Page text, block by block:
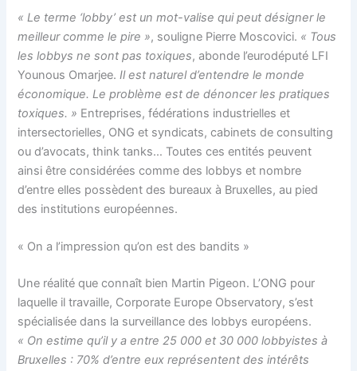
« Le terme ‘lobby’ est un mot-valise qui peut désigner le
meilleur comme le pire », souligne Pierre Moscovici. « Tous
les lobbys ne sont pas toxiques, abonde l’eurodéputé LFI
Younous Omarjee.Il est naturel d’entendre le monde
économique. Le problème est de dénoncer les pratiques
toxiques. » Entreprises, fédérations industrielles et
intersectorielles, ONG et syndicats, cabinets de consulting
ou d’avocats, think tanks… Toutes ces entités peuvent
ainsi être considérées comme des lobbys et nombre
d’entre elles possèdent des bureaux à Bruxelles, au pied
des institutions européennes.
« On a l’impression qu’on est des bandits »
Une réalité que connaît bien Martin Pigeon. L’ONG pour
laquelle il travaille, Corporate Europe Observatory, s’est
spécialisée dans la surveillance des lobbys européens.
« On estime qu’il y a entre 25 000 et 30 000 lobbyistes à
Bruxelles : 70% d’entre eux représentent des intérêts